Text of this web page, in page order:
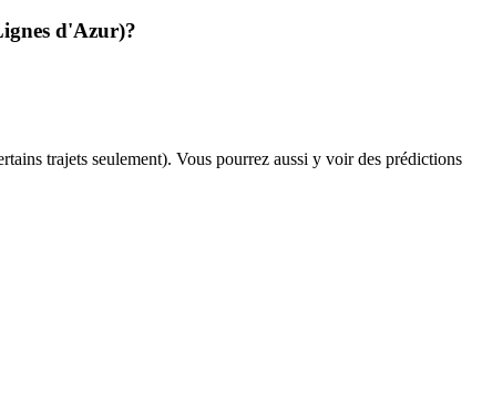
d'Azur)?
trajets seulement). Vous pourrez aussi y voir des prédictions